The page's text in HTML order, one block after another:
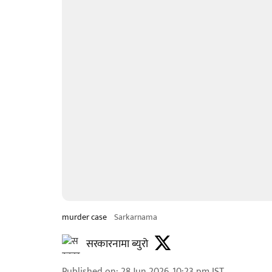
murder case Sarkarnama
सरकारनामा ब्युरो